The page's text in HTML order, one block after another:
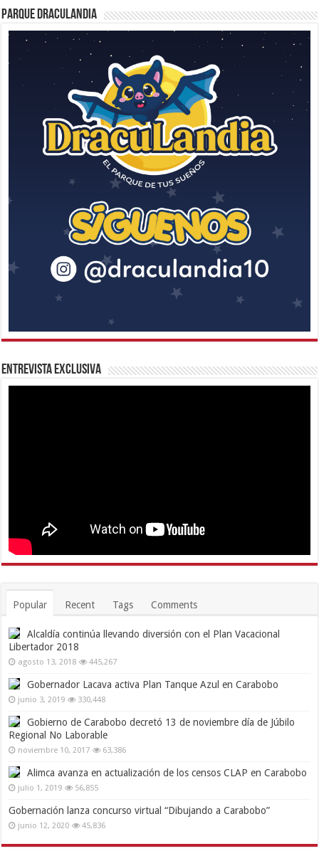
Parque Draculandia
Entrevista Exclusiva
Popular Recent Tags Comments
Alcaldía continúa llevando diversión con el Plan Vacacional
Libertador 2018
agosto 13, 2018 445,267
Gobernador Lacava activa Plan Tanque Azul en Carabobo
junio 3, 2019 330,448
Gobierno de Carabobo decretó 13 de noviembre día de Júbilo
Regional No Laborable
noviembre 10, 2017 63,386
Alimca avanza en actualización de los censos CLAP en Carabobo
julio 1, 2019 56,855
Gobernación lanza concurso virtual “Dibujando a Carabobo”
junio 12, 2020 45,836